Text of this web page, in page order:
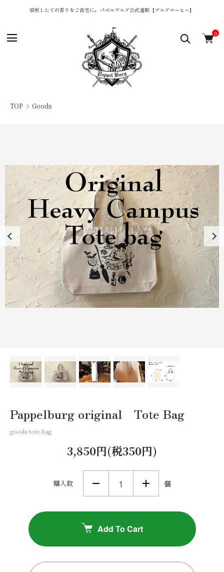
焙煎したての香りをご自宅に。パペルブルグ公式通販【ブルグコーヒー】
0
TOP Goods
Pappelburg original Tote Bag
goods-tote-bag
3,850円(税350円)
購入数 個
Add To Cart